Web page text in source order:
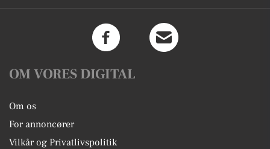
OM VORES DIGITAL
Om os
For annoncører
Vilkår og Privatlivspolitik